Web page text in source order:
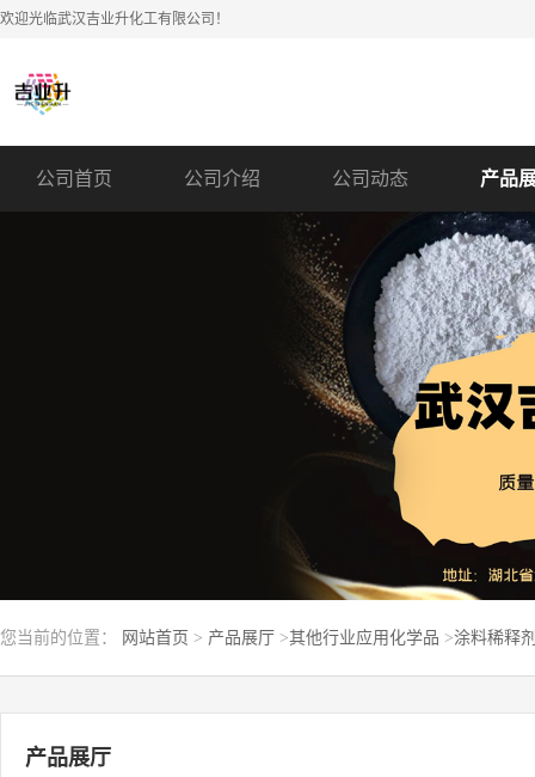
欢迎光临武汉吉业升化工有限公司！
公司首页 公司介绍 公司动态 产品
您当前的位置： 网站首页 > 产品展厅 >其他行业应用化学品 >涂料稀释
产品展厅